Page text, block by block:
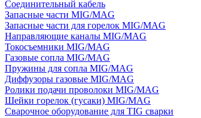
Соединительный кабель
Запасные части MIG/MAG
Запасные части для горелок MIG/MAG
Направляющие каналы MIG/MAG
Токосъемники MIG/MAG
Газовые сопла MIG/MAG
Пружины для сопла MIG/MAG
Диффузоры газовые MIG/MAG
Ролики подачи проволоки MIG/MAG
Шейки горелок (гусаки) MIG/MAG
Сварочное оборудование для TIG сварки